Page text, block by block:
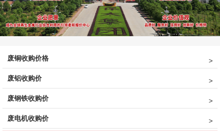
废铜收购价格
废铝收购价
废钢铁收购价
废电机收购价